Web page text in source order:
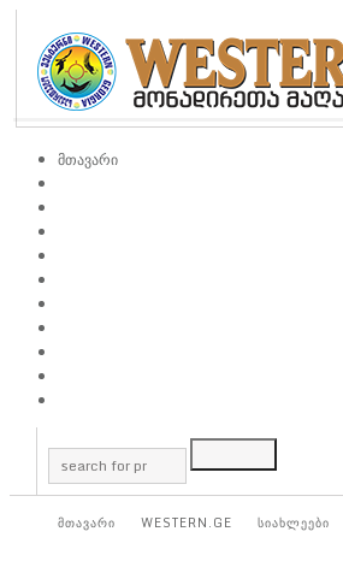
მთავარი
მთავარი WESTERN.GE სიახლეები